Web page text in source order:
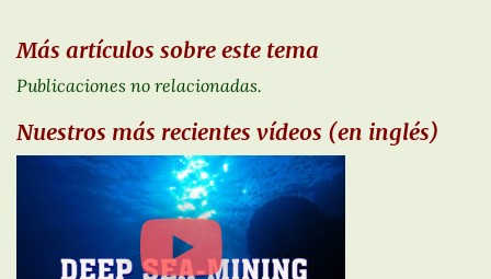
Más artículos sobre este tema
Publicaciones no relacionadas.
Nuestros más recientes vídeos (en inglés)